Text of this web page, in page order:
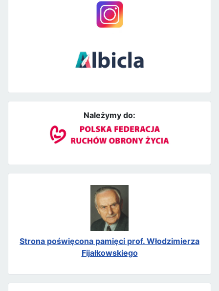
Należymy do:
Strona poświęcona pamięci prof. Włodzimierza
Fijałkowskiego